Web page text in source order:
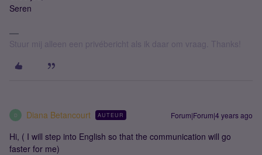
Seren​​​​​​
Stuur mij alleen een privébericht als ik daar om vraag. Thanks!
D Diana Betancourt AUTEUR Forum|Forum|4 years ago
Hi, ( I will step into English so that the communication will go
faster for me)